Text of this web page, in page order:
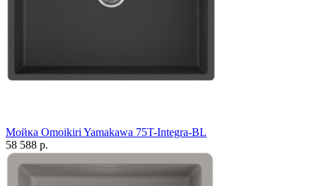
Мойка Omoikiri Yamakawa 75T-Integra-BL
58 588 р.